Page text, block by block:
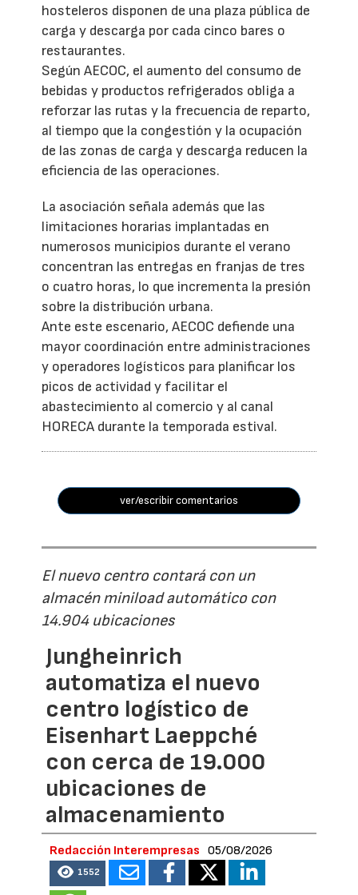
hosteleros disponen de una plaza pública de
carga y descarga por cada cinco bares o
restaurantes.
Según AECOC, el aumento del consumo de
bebidas y productos refrigerados obliga a
reforzar las rutas y la frecuencia de reparto,
al tiempo que la congestión y la ocupación
de las zonas de carga y descarga reducen la
eficiencia de las operaciones.
La asociación señala además que las
limitaciones horarias implantadas en
numerosos municipios durante el verano
concentran las entregas en franjas de tres
o cuatro horas, lo que incrementa la presión
sobre la distribución urbana.
Ante este escenario, AECOC defiende una
mayor coordinación entre administraciones
y operadores logísticos para planificar los
picos de actividad y facilitar el
abastecimiento al comercio y al canal
HORECA durante la temporada estival.
ver/escribir comentarios
El nuevo centro contará con un
almacén miniload automático con
14.904 ubicaciones
Jungheinrich
automatiza el nuevo
centro logístico de
Eisenhart Laeppché
con cerca de 19.000
ubicaciones de
almacenamiento
Redacción Interempresas 05/08/2026
1552